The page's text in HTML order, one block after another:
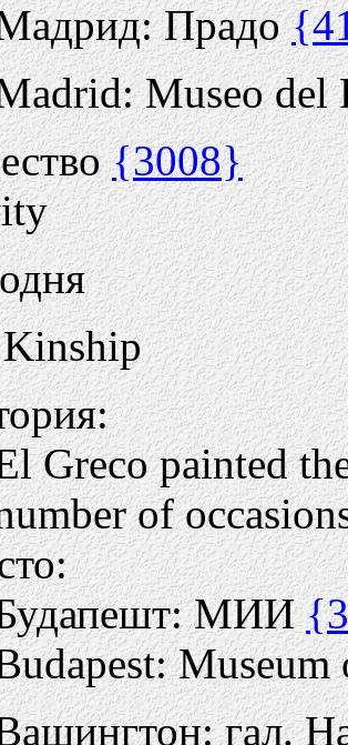
Прадо
Museo del
{3008}
Greco painted
of
МИИ
гал.